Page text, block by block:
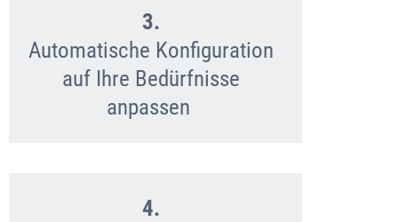
3.
Automatische Konfiguration
auf Ihre Bedürfnisse
anpassen
4.